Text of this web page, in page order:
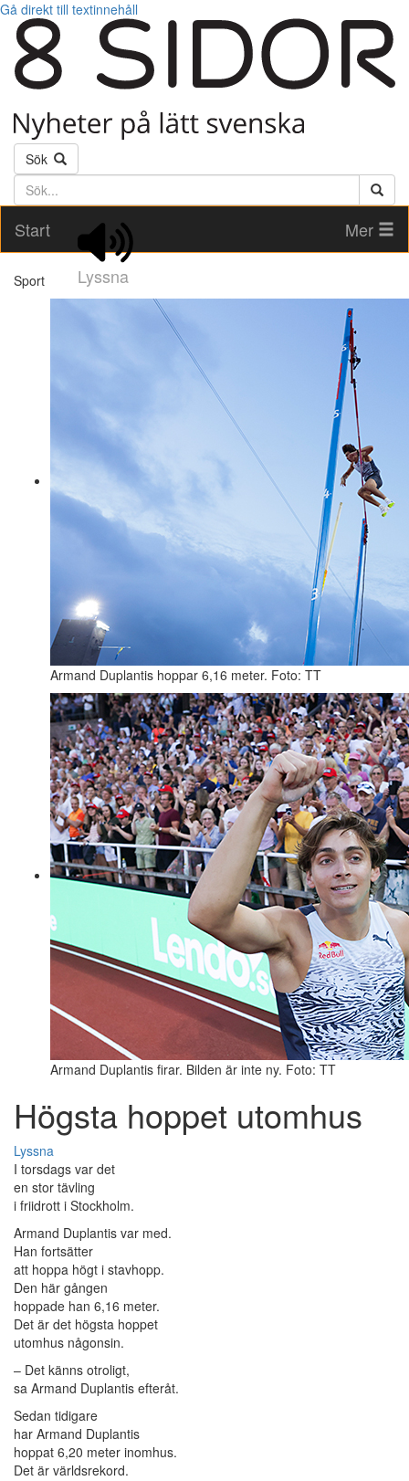
Gå direkt till textinnehåll
Sök
Söktext
Start
Lyssna
Mer
Sport
Armand Duplantis hoppar 6,16 meter. Foto: TT
Armand Duplantis firar. Bilden är inte ny. Foto: TT
Högsta hoppet utomhus
Lyssna
I torsdags var det
en stor tävling
i friidrott i Stockholm.
Armand Duplantis var med.
Han fortsätter
att hoppa högt i stavhopp.
Den här gången
hoppade han 6,16 meter.
Det är det högsta hoppet
utomhus någonsin.
– Det känns otroligt,
sa Armand Duplantis efteråt.
Sedan tidigare
har Armand Duplantis
hoppat 6,20 meter inomhus.
Det är världsrekord.